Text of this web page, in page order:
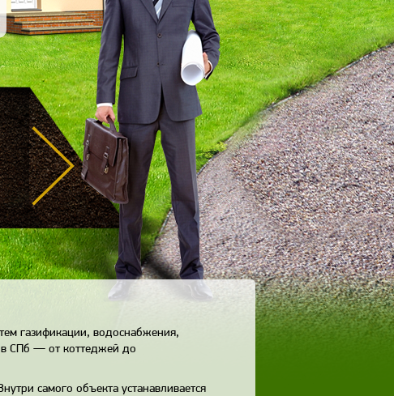
газификации, водоснабжения,
в СПб — от коттеджей до
самого объекта устанавливается